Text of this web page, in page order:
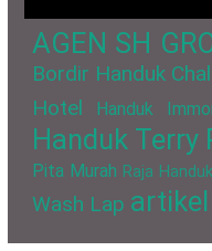
AGEN SH
Bordir Handuk
Hotel
Handuk
Handuk Terry
Pita Murah Raja Handuk
Wash Lap artikel